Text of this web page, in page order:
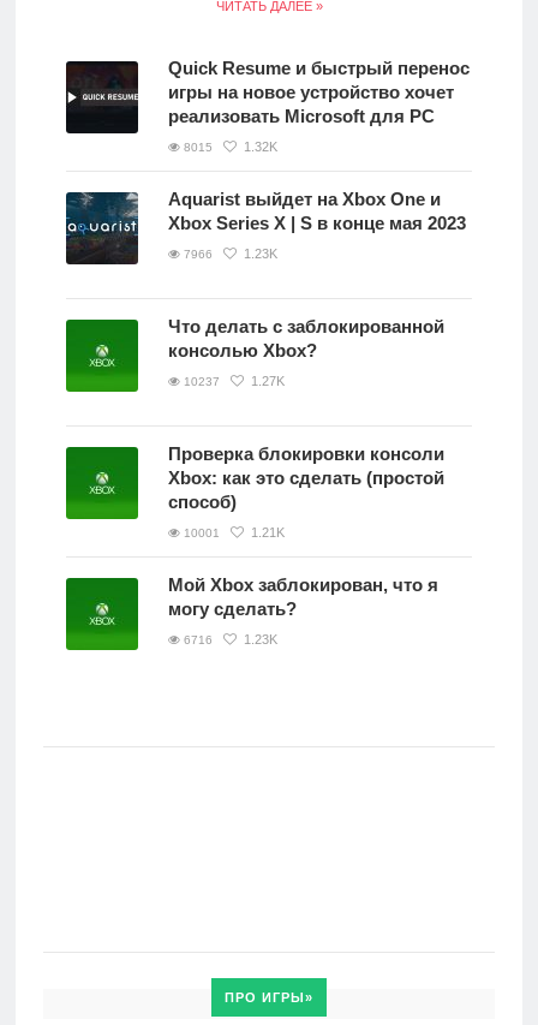
ЧИТАТЬ ДАЛЕЕ »
Quick Resume и быстрый перенос
игры на новое устройство хочет
реализовать Microsoft для PC
8015 1.32K
Aquarist выйдет на Xbox One и
Xbox Series X | S в конце мая 2023
7966 1.23K
Что делать с заблокированной
консолью Xbox?
10237 1.27K
Проверка блокировки консоли
Xbox: как это сделать (простой
способ)
10001 1.21K
Мой Xbox заблокирован, что я
могу сделать?
6716 1.23K
ПРО ИГРЫ»